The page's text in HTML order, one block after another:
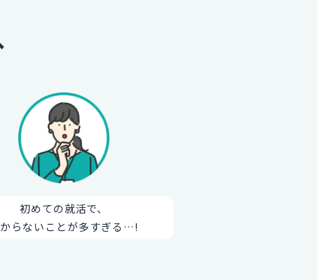
初めての就活で、
らないことが多すぎる…!